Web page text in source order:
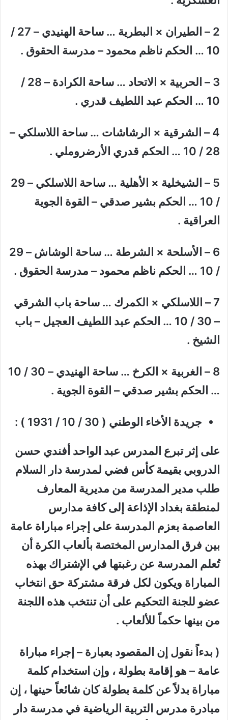
2 – الطيران × البطرية … ساحة الهنيدي – 27 /
10 … الحكم ناظم محمود – مدرسة الحقوق .
3 – الحربية × الاتحاد … ساحة الكرادة – 28 /
10 … الحكم عبد اللطيف قدري .
4 – الشرقية × الرشاشات … ساحة اللاسلكي –
28 / 10 … الحكم قدري الأرضروملي .
5 – الشيخلية × الأهلية … ساحة اللاسلكي – 29
/ 10 … الحكم بشير صدقي – القوة الجوية
العراقية .
6 – الأسلحة × الشرطة … ساحة الوشاش – 29
/ 10 … الحكم ناظم محمود – مدرسة الحقوق .
7 – اللاسلكي × الكمرك … ساحة باب الشرقي
– 30 / 10 … الحكم عبد اللطيف العجيل – باب
الشيخ .
8 – الغربية × الكرخ … ساحة الهنيدي – 30 / 10
… الحكم بشير صدقي – القوة الجوية .
جريدة الأخاء الوطني ( 30 / 10 / 1931 ) :
على إثر تبرع المدرس عبد الواحد أفندي حسن
الدروبي بقيمة كأس فضي لمدرسة دار السلام
طلب مدير المدرسة من مديرية المعارف
لمنطقة بغداد الإذاعة إلى كافة مدارس
العاصمة بعزم المدرسة على إجراء مباراة عامة
بين فرق المدارس المختصة بألعاب الكرة أن
تُعلم المدرسة عن رغبتها في الإشتراك بهذه
المباراة ويكون لكل فرقة مشتركة حق انتخاب
عضو للجنة التحكيم على أن تنتخب هذه اللجنة
من بينها حكماً للألعاب .
( بدءاً نقول إن المقصود بعبارة – إجراء مباراة
عامة – هو إقامة بطولة ، وإن استخدام كلمة
مباراة بدلاً عن كلمة بطولة كان شائعاً حينها ، إن
مبادرة مدرس التربية الرياضية في مدرسة دار